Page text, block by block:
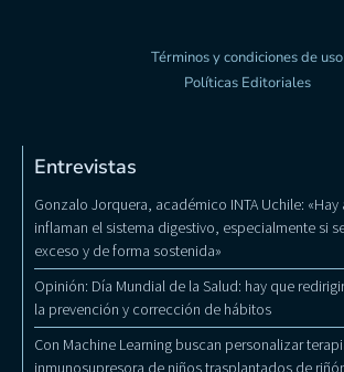
Términos y condiciones de uso
Políticas Editoriales
Entrevistas
Gonzalo Jorquera, académico INTA Uchile:
inflaman el sistema digestivo, especialmente si
exceso y de forma sostenida»
Opinión: Día Mundial de la Salud: hay que
la prevención y corrección de hábitos
Con Machine Learning buscan personalizar
inmunosupresora de niños trasplantados de